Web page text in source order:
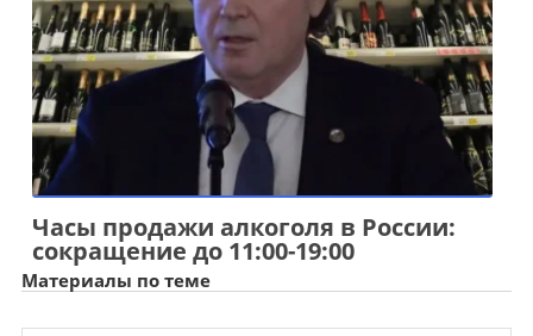
Часы продажи алкоголя в России:
сокращение до 11:00-19:00
Материалы по теме